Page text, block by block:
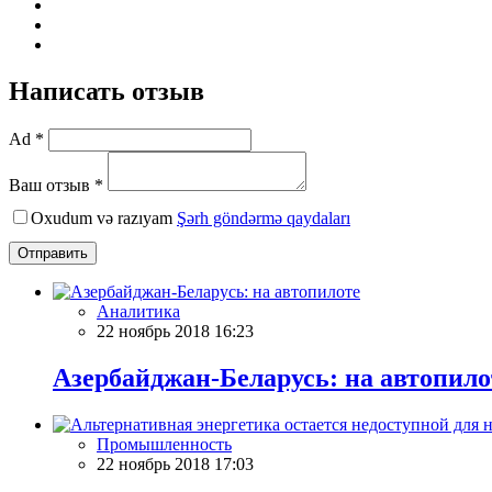
Написать отзыв
Ad *
Ваш отзыв *
Oxudum və razıyam Şərh göndərmə qaydaları
Отправить
Аналитика
22 ноябрь 2018 16:23
Азербайджан-Беларусь: на
Промышленность
22 ноябрь 2018 17:03